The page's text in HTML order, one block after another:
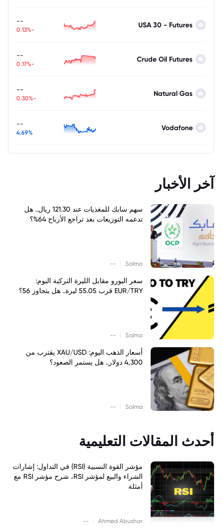
USA 30 - Futures
--
-0.13%
Crude Oil Futures
--
-0.17%
Natural Gas
--
-0.30%
Vodafone
--
4.69%
آخر الأخبار
سهم سابك للمغذيات عند 121.30 ريال.. هل
تدعمه التوزيعات بعد تراجع الأرباح 64%؟
Salma
--
سعر اليورو مقابل الليرة التركية اليوم:
EUR/TRY قرب 55.05 ليرة.. هل يتجاوز 56؟
Salma
--
أسعار الذهب اليوم: XAU/USD يقترب من
4,300 دولار.. هل يستمر الصعود؟
Salma
--
أحدث المقالات التعليمية
مؤشر القوة النسبية (RSI) في التداول: إشارات
الشراء والبيع لمؤشر RSI، شرح مؤشر RSI مع
أمثلة
Ahmed Abushar
--